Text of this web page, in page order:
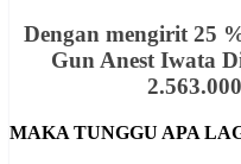
Dengan mengirit 25
Gun Anest Iwata
MAKA TUNGGU APA